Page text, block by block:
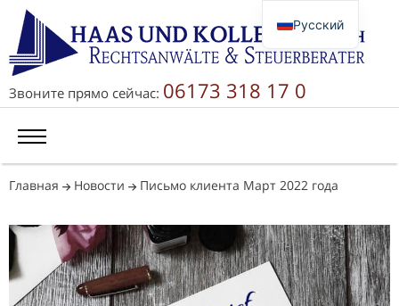
Звоните прямо сейчас: 06173 318 17 0
Главная Новости Письмо клиента Март 2022 года
Русский
Deutsch
English
简体中文